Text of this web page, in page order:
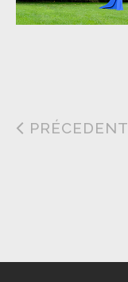
PRÉCEDENT